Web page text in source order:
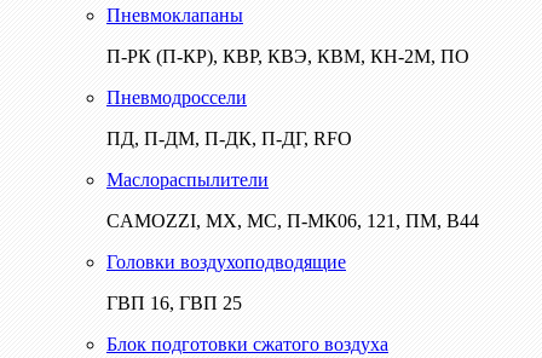
Пневмоклапаны
П-РК (П-КР), КВР, КВЭ, КВМ, КН-2М, ПО
Пневмодроссели
ПД, П-ДМ, П-ДК, П-ДГ, RFO
Маслораспылители
CAMOZZI, МХ, МС, П-МК06, 121, ПМ, В44
Головки воздухоподводящие
ГВП 16, ГВП 25
Блок подготовки сжатого воздуха